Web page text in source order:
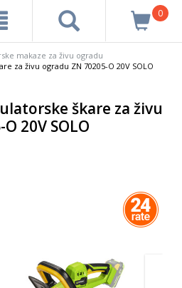
0
makaze za živu ogradu
za živu ogradu ZN 70205-O 20V SOLO
škare za živu
20V SOLO